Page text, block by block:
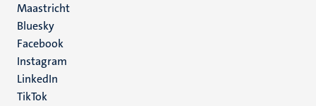
Maastricht
Social
media
Bluesky
Facebook
Instagram
LinkedIn
TikTok